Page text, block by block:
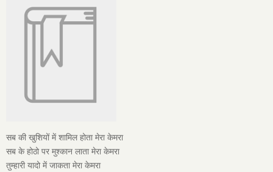
सब की खुशियों में शामिल होता मेरा केमरा
सब के होठो पर मुश्कान लाता मेरा केमरा
तुम्हारी यादो में जाकता मेरा केमरा